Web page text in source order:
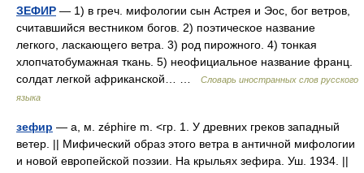
ЗЕФИР — 1) в греч. мифологии сын Астрея и Эос, бог ветров,
считавшийся вестником богов. 2) поэтическое название
легкого, ласкающего ветра. 3) род пирожного. 4) тонкая
хлопчатобумажная ткань. 5) неофициальное название франц.
солдат легкой африканской… …
Словарь иностранных слов русского
языка
зефир — а, м. zéphire m. <гр. 1. У древних греков западный
ветер. || Мифический образ этого ветра в античной мифологии
и новой европейской поэзии. На крыльях зефира. Уш. 1934. ||